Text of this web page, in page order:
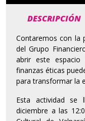
DESCRIPCIÓN
Contaremos con la
del Grupo
abrir este
finanzas éticas
para transformar la
Esta actividad se
diciembre a las